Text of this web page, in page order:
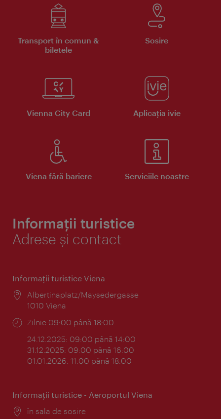
Transport în comun &
biletele
Sosire
Vienna City Card Aplicaţia ivie
Viena fără bariere Serviciile noastre
Informații turistice
Adrese și contact
Informaţii turistice Viena
Locul:
Albertinaplatz/Maysedergasse
1010 Viena
Program:
Zilnic 09:00 până 18:00
24.12.2025: 09:00 până 14:00
31.12.2025: 09:00 până 16:00
01.01.2026: 11:00 până 18:00
Informaţii turistice - Aeroportul Viena
Locul:
în sala de sosire